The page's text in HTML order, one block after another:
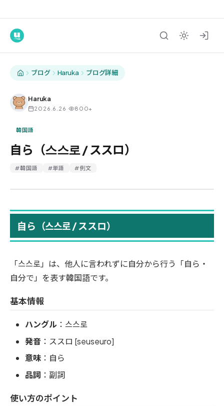
ブログ Haruka ブログ詳細
Haruka
2026.6.26 · 800+
韓国語
自ら（스스로 / ススロ）
#韓国語 #単語 #例文
自ら（스스로 / ススロ）
「스스로」は、他人に言われずに自分から行う「自ら・
自分で」を表す韓国語です。
基本情報
ハングル ：스스로
発音：ススロ [seuseuro]
意味：自ら
品詞 ：副詞
使い方のポイント